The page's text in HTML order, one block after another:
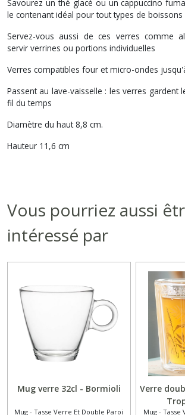
Savourez un thé glacé ou un cappuccino
le contenant idéal pour tout types de boissons
Servez-vous aussi de ces verres comme
servir verrines ou portions individuelles
Verres compatibles four et micro-ondes
Passent au lave-vaisselle : les verres gardent
fil du temps
Diamètre du haut 8,8 cm.
Hauteur 11,6 cm
Vous pourriez aussi
intéressé par
Mug verre 32cl - Bormioli
Mug - Tasse Verre Et Double Paroi
Verre
Mug - Tasse